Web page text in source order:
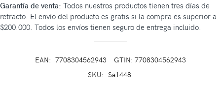
Garantía de venta: Todos nuestros productos tienen tres días de
retracto. El envío del producto es gratis si la compra es superior a
$200.000. Todos los envíos tienen seguro de entrega incluido.
EAN: 7708304562943
GTIN: 7708304562943
SKU: Sa1448